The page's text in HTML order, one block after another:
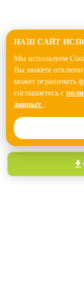
НАШ САЙТ
Мы используем
Вы можете
может ограничить
соглашаетесь с
данных .